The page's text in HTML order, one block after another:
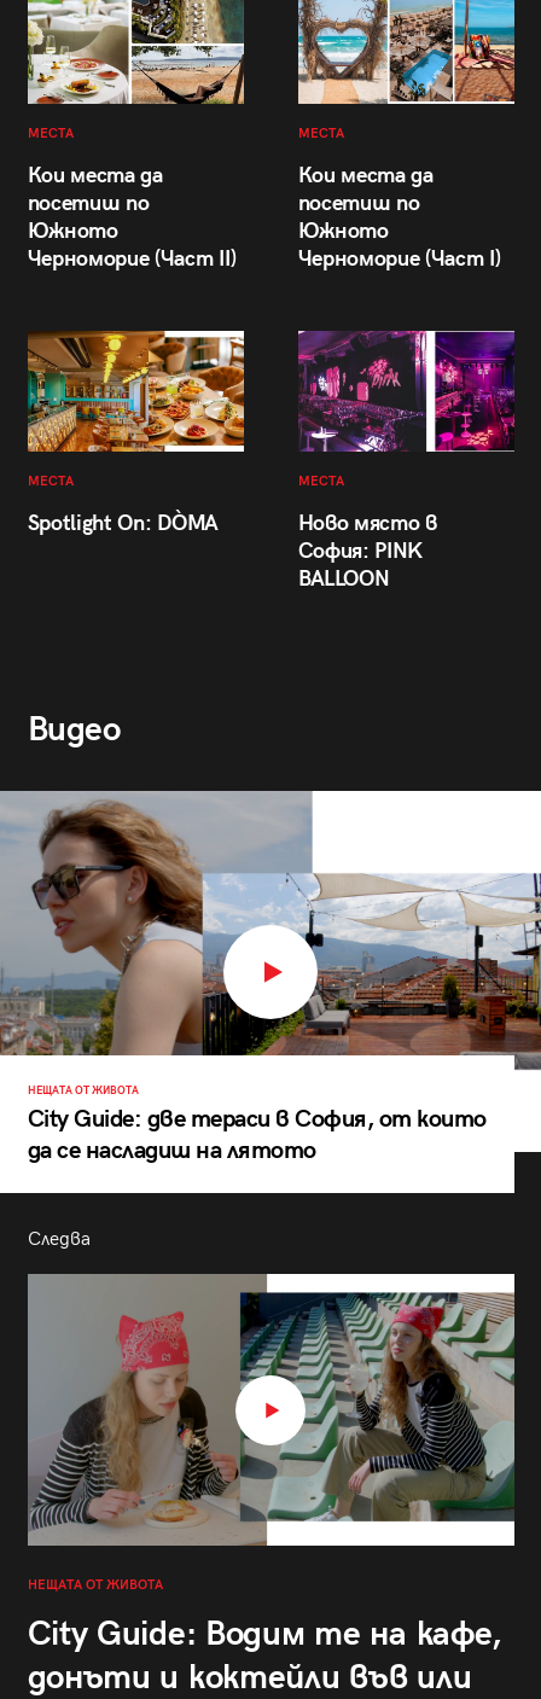
МЕСТА
Кои места да
посетиш по
Южното
Черноморие (Част II)
МЕСТА
Кои места да
посетиш по
Южното
Черноморие (Част I)
МЕСТА
Spotlight On: DÒMA
МЕСТА
Ново място в
София: PINK
BALLOON
Видео
НЕЩАТА ОТ ЖИВОТА
City Guide: две тераси в София, от които
да се насладиш на лятото
Следва
НЕЩАТА ОТ ЖИВОТА
City Guide: Водим те на кафе,
донъти и коктейли във или